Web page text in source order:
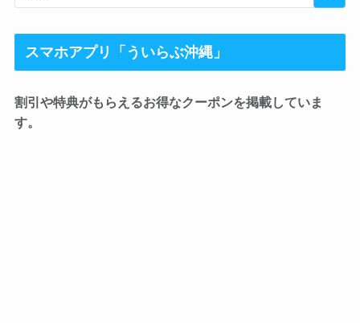
スマホアプリ「ういらぶ沖縄」
割引や特典がもらえるお得なクーポンを掲載していま
す。